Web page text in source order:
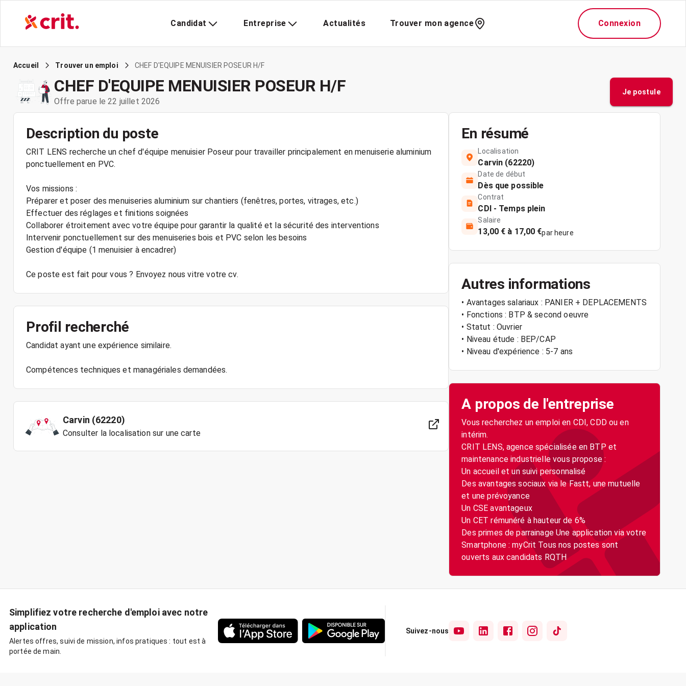
Candidat Entreprise Actualités Trouver mon agence Connexion
Accueil Trouver un emploi CHEF D'EQUIPE MENUISIER POSEUR H/F
CHEF D'EQUIPE MENUISIER POSEUR H/F
Offre parue le 22 juillet 2026
Je postule
Description du poste
CRIT LENS recherche un chef d'équipe menuisier Poseur pour travailler principalement en menuiserie aluminium
ponctuellement en PVC.
Vos missions :
Préparer et poser des menuiseries aluminium sur chantiers (fenêtres, portes, vitrages, etc.)
Effectuer des réglages et finitions soignées
Collaborer étroitement avec votre équipe pour garantir la qualité et la sécurité des interventions
Intervenir ponctuellement sur des menuiseries bois et PVC selon les besoins
Gestion d'équipe (1 menuisier à encadrer)
Ce poste est fait pour vous ? Envoyez nous vitre votre cv.
Profil recherché
Candidat ayant une expérience similaire.
Compétences techniques et managériales demandées.
Carvin (62220)
Consulter la localisation sur une carte
En résumé
Localisation
Carvin (62220)
Date de début
Dès que possible
Contrat
CDI - Temps plein
Salaire
13,00 € à 17,00 €par heure
Autres informations
• Avantages salariaux : PANIER + DEPLACEMENTS
• Fonctions : BTP & second oeuvre
• Statut : Ouvrier
• Niveau étude : BEP/CAP
• Niveau d'expérience : 5-7 ans
A propos de l'entreprise
Vous recherchez un emploi en CDI, CDD ou en
intérim.
CRIT LENS, agence spécialisée en BTP et
maintenance industrielle vous propose :
Un accueil et un suivi personnalisé
Des avantages sociaux via le Fastt, une mutuelle
et une prévoyance
Un CSE avantageux
Un CET rémunéré à hauteur de 6%
Des primes de parrainage Une application via votre
Smartphone : myCrit Tous nos postes sont
ouverts aux candidats RQTH
Simplifiez votre recherche d'emploi avec notre
application
Alertes offres, suivi de mission, infos pratiques : tout est à
portée de main.
Suivez-nous